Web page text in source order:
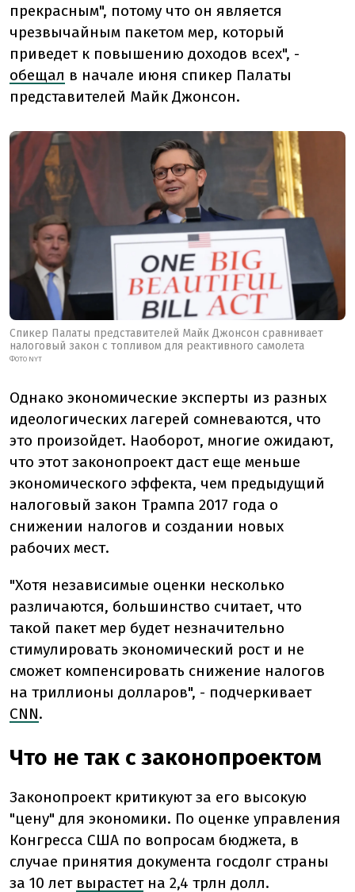
прекрасным", потому что он является
чрезвычайным пакетом мер, который
приведет к повышению доходов всех", -
обещал в начале июня спикер Палаты
представителей Майк Джонсон.
Спикер Палаты представителей Майк Джонсон сравнивает
налоговый закон с топливом для реактивного самолета
ФОТО NYT
Однако экономические эксперты из разных
идеологических лагерей сомневаются, что
это произойдет. Наоборот, многие ожидают,
что этот законопроект даст еще меньше
экономического эффекта, чем предыдущий
налоговый закон Трампа 2017 года о
снижении налогов и создании новых
рабочих мест.
"Хотя независимые оценки несколько
различаются, большинство считает, что
такой пакет мер будет незначительно
стимулировать экономический рост и не
сможет компенсировать снижение налогов
на триллионы долларов", - подчеркивает
CNN.
Что не так с законопроектом
Законопроект критикуют за его высокую
"цену" для экономики. По оценке управления
Конгресса США по вопросам бюджета, в
случае принятия документа госдолг страны
за 10 лет вырастет на 2,4 трлн долл.